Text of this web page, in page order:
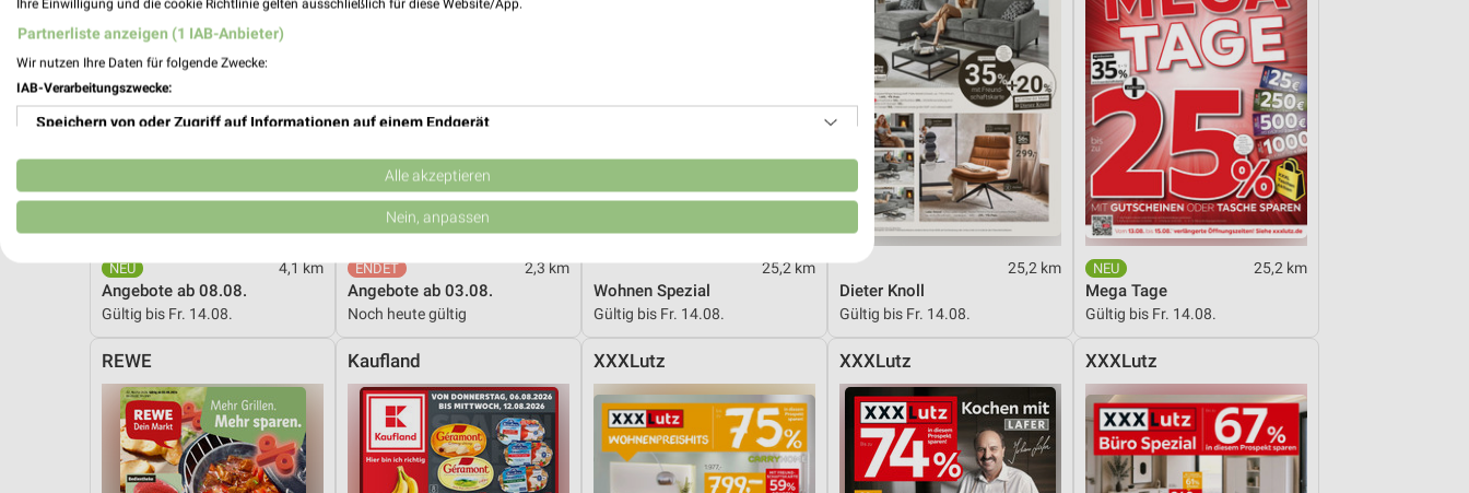
4,1 km
Angebote ab 08.08.
Gültig bis Fr. 14.08.
2,3 km
Angebote ab 03.08.
Noch heute gültig
25,2 km
Wohnen Spezial
Gültig bis Fr. 14.08.
25,2 km
Dieter Knoll
Gültig bis Fr. 14.08.
25,2 km
Mega Tage
Gültig bis Fr. 14.08.
REWE Kaufland XXXLutz XXXLutz XXXLutz
Ihre Einwilligung und die cookie Richtlinie gelten ausschließlich für diese Website/App.
Partnerliste anzeigen (1 IAB-Anbieter)
Wir nutzen Ihre Daten für folgende Zwecke:
IAB-Verarbeitungszwecke:
Speichern von oder Zugriff auf Informationen auf einem Endgerät
Verwendung reduzierter Daten zur Auswahl von Werbeanzeigen
Erstellung von Profilen für personalisierte Werbung
Erstellung von Profilen zur Personalisierung von Inhalten
Messung der Werbeleistung
Messung der Performance von Inhalten
Analyse von Zielgruppen durch Statistiken oder Kombinationen von Daten aus verschiedenen
Alle akzeptieren
Nein, anpassen